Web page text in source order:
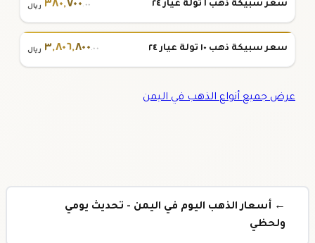
سعر سبيكة ذهب ١ تولة عيار ٢٤ ٣٨٠,٧٠٠.٠٠ ريال
سعر سبيكة ذهب ١٠ تولة عيار ٢٤ ٣,٨٠٦,٨٠٠.٠٠ ريال
عرض جميع أنواع الذهب في اليمن
← أسعار الذهب اليوم في اليمن - تحديث يومي
ولحظي